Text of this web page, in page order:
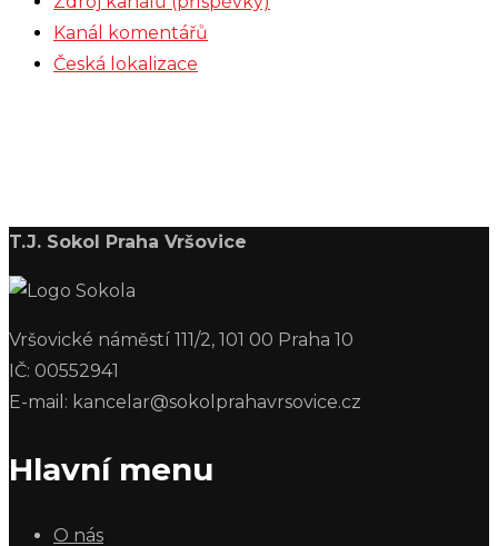
Kanál komentářů
Česká lokalizace
T.J. Sokol Praha Vršovice
Vršovické náměstí 111/2, 101 00 Praha 10
IČ: 00552941
E-mail: kancelar@sokolprahavrsovice.cz
Hlavní menu
O nás